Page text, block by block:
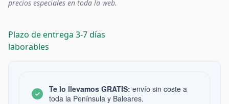
precios especiales en toda la web.
Plazo de entrega 3-7 días
laborables
Te lo llevamos GRATIS: envío sin coste a
toda la Península y Baleares.